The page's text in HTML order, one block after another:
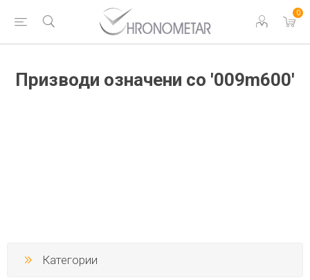
0
Призводи означени со '009m600'
Категории